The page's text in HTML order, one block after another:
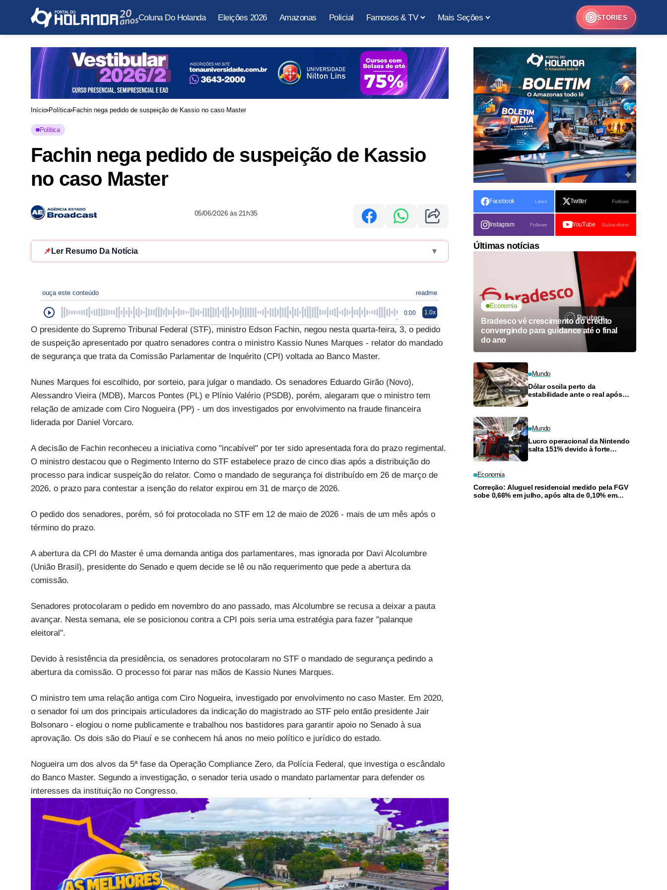
Coluna Do Holanda Eleições 2026 Amazonas Policial Famosos & TV Mais Seções STORIES
Início Política Fachin nega pedido de suspeição de Kassio no caso Master
Política
Fachin nega pedido de suspeição de Kassio
no caso Master
05/06/2026 às 21h35
📌 Ler Resumo Da Notícia ▾
ouça este conteúdo readme
0:00 1.0x
O presidente do Supremo Tribunal Federal (STF), ministro Edson Fachin, negou nesta quarta-feira, 3, o pedido
de suspeição apresentado por quatro senadores contra o ministro Kassio Nunes Marques - relator do mandado
de segurança que trata da Comissão Parlamentar de Inquérito (CPI) voltada ao Banco Master.
Nunes Marques foi escolhido, por sorteio, para julgar o mandado. Os senadores Eduardo Girão (Novo),
Alessandro Vieira (MDB), Marcos Pontes (PL) e Plínio Valério (PSDB), porém, alegaram que o ministro tem
relação de amizade com Ciro Nogueira (PP) - um dos investigados por envolvimento na fraude financeira
liderada por Daniel Vorcaro.
A decisão de Fachin reconheceu a iniciativa como "incabível" por ter sido apresentada fora do prazo regimental.
O ministro destacou que o Regimento Interno do STF estabelece prazo de cinco dias após a distribuição do
processo para indicar suspeição do relator. Como o mandado de segurança foi distribuído em 26 de março de
2026, o prazo para contestar a isenção do relator expirou em 31 de março de 2026.
O pedido dos senadores, porém, só foi protocolada no STF em 12 de maio de 2026 - mais de um mês após o
término do prazo.
A abertura da CPI do Master é uma demanda antiga dos parlamentares, mas ignorada por Davi Alcolumbre
(União Brasil), presidente do Senado e quem decide se lê ou não requerimento que pede a abertura da
comissão.
Senadores protocolaram o pedido em novembro do ano passado, mas Alcolumbre se recusa a deixar a pauta
avançar. Nesta semana, ele se posicionou contra a CPI pois seria uma estratégia para fazer "palanque
eleitoral".
Devido à resistência da presidência, os senadores protocolaram no STF o mandado de segurança pedindo a
abertura da comissão. O processo foi parar nas mãos de Kassio Nunes Marques.
O ministro tem uma relação antiga com Ciro Nogueira, investigado por envolvimento no caso Master. Em 2020,
o senador foi um dos principais articuladores da indicação do magistrado ao STF pelo então presidente Jair
Bolsonaro - elogiou o nome publicamente e trabalhou nos bastidores para garantir apoio no Senado à sua
aprovação. Os dois são do Piauí e se conhecem há anos no meio político e jurídico do estado.
Nogueira um dos alvos da 5ª fase da Operação Compliance Zero, da Polícia Federal, que investiga o escândalo
do Banco Master. Segundo a investigação, o senador teria usado o mandato parlamentar para defender os
interesses da instituição no Congresso.
Facebook Likes Twitter Follows
Instagram Follows YouTube Subscribers
Últimas notícias
Economia
Bradesco vê crescimento do crédito
convergindo para guidance até o final
do ano
Mundo
Dólar oscila perto da
estabilidade ante o real após
Mundo
Lucro operacional da Nintendo
salta 151% devido à forte
Economia
Correção: Aluguel residencial medido pela FGV
sobe 0,66% em julho, após alta de 0,10% em